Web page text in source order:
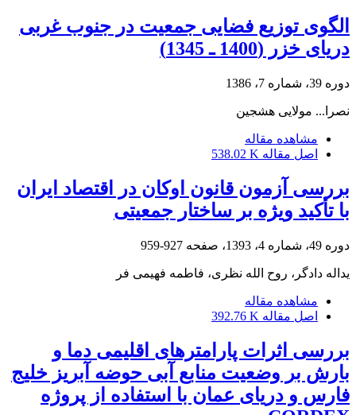
الگوی توزیع فضایی جمعیت در جنوب غربی
دریای خزر (1400 ـ 1345)
دوره 39، شماره 7، 1386
نصرا... مولایی هشجین
مشاهده مقاله
اصل مقاله 538.02 K
بررسی آزمون قانون اوکان در اقتصاد ایران
با تأکید ویژه بر ساختار جمعیتی
دوره 49، شماره 4، 1393، صفحه 927-959
یداله دادگر، روح الله نظری، فاطمه فهیمی فر
مشاهده مقاله
اصل مقاله 392.76 K
بررسی اثرات پارامترهای اقلیمی دما و
بارش بر وضعیت منابع آبی حوضه آبریز خلیج
فارس و دریای عمان با استفاده از پروژه